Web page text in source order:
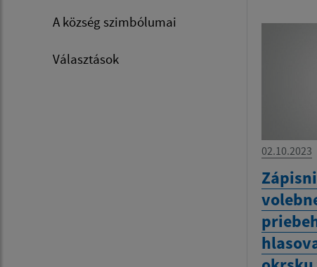
A község szimbólumai
Választások
02.10.2023